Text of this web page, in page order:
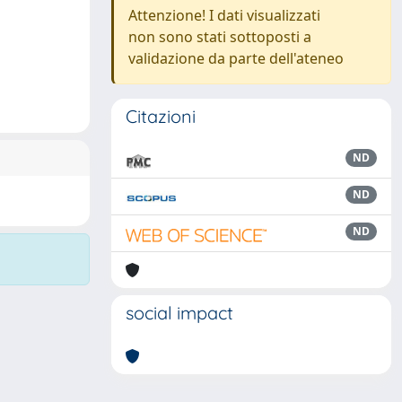
Attenzione! I dati visualizzati
non sono stati sottoposti a
validazione da parte dell'ateneo
Citazioni
ND
ND
ND
social impact